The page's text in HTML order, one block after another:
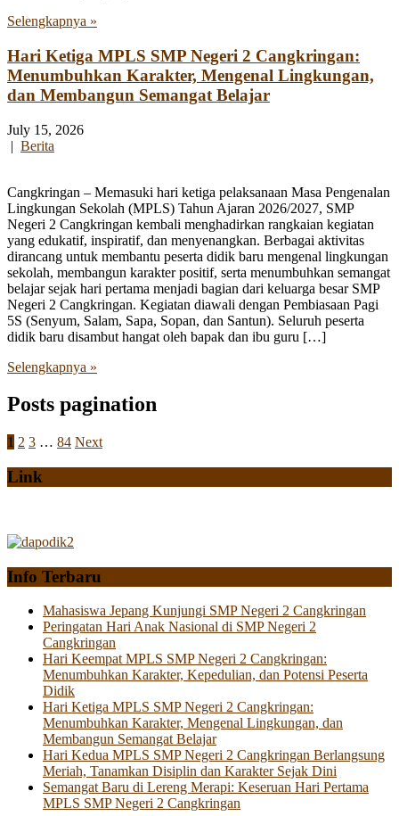
Selengkapnya »
Hari Ketiga MPLS SMP Negeri 2 Cangkringan:
Menumbuhkan Karakter, Mengenal Lingkungan,
dan Membangun Semangat Belajar
July 15, 2026
| Berita
Cangkringan – Memasuki hari ketiga pelaksanaan Masa Pengenalan
Lingkungan Sekolah (MPLS) Tahun Ajaran 2026/2027, SMP
Negeri 2 Cangkringan kembali menghadirkan rangkaian kegiatan
yang edukatif, inspiratif, dan menyenangkan. Berbagai aktivitas
dirancang untuk membantu peserta didik baru mengenal lingkungan
sekolah, membangun karakter positif, serta menumbuhkan semangat
belajar sejak hari pertama menjadi bagian dari keluarga besar SMP
Negeri 2 Cangkringan. Kegiatan diawali dengan Pembiasaan Pagi
5S (Senyum, Salam, Sapa, Sopan, dan Santun). Seluruh peserta
didik baru disambut hangat oleh bapak dan ibu guru […]
Selengkapnya »
Posts pagination
1 2 3 … 84 Next
Link
Info Terbaru
Mahasiswa Jepang Kunjungi SMP Negeri 2 Cangkringan
Peringatan Hari Anak Nasional di SMP Negeri 2
Cangkringan
Hari Keempat MPLS SMP Negeri 2 Cangkringan:
Menumbuhkan Karakter, Kepedulian, dan Potensi Peserta
Didik
Hari Ketiga MPLS SMP Negeri 2 Cangkringan:
Menumbuhkan Karakter, Mengenal Lingkungan, dan
Membangun Semangat Belajar
Hari Kedua MPLS SMP Negeri 2 Cangkringan Berlangsung
Meriah, Tanamkan Disiplin dan Karakter Sejak Dini
Semangat Baru di Lereng Merapi: Keseruan Hari Pertama
MPLS SMP Negeri 2 Cangkringan